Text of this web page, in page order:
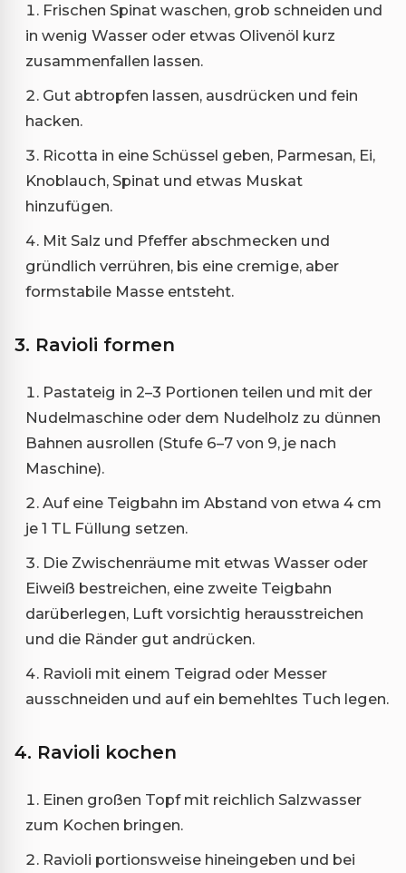
Frischen Spinat waschen, grob schneiden und
in wenig Wasser oder etwas Olivenöl kurz
zusammenfallen lassen.
Gut abtropfen lassen, ausdrücken und fein
hacken.
Ricotta in eine Schüssel geben, Parmesan, Ei,
Knoblauch, Spinat und etwas Muskat
hinzufügen.
Mit Salz und Pfeffer abschmecken und
gründlich verrühren, bis eine cremige, aber
formstabile Masse entsteht.
3. Ravioli formen
Pastateig in 2–3 Portionen teilen und mit der
Nudelmaschine oder dem Nudelholz zu dünnen
Bahnen ausrollen (Stufe 6–7 von 9, je nach
Maschine).
Auf eine Teigbahn im Abstand von etwa 4 cm
je 1 TL Füllung setzen.
Die Zwischenräume mit etwas Wasser oder
Eiweiß bestreichen, eine zweite Teigbahn
darüberlegen, Luft vorsichtig herausstreichen
und die Ränder gut andrücken.
Ravioli mit einem Teigrad oder Messer
ausschneiden und auf ein bemehltes Tuch legen.
4. Ravioli kochen
Einen großen Topf mit reichlich Salzwasser
zum Kochen bringen.
Ravioli portionsweise hineingeben und bei